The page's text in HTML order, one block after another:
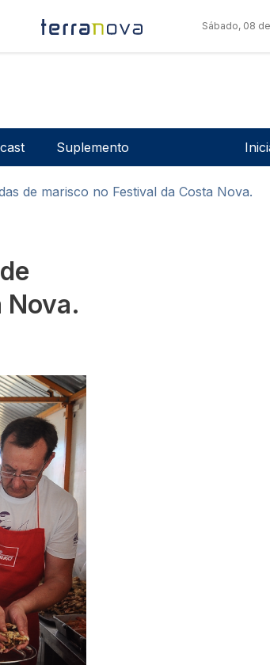
Sábado, 08
Suplemento
de marisco no Festival da Costa Nova.
Nova.